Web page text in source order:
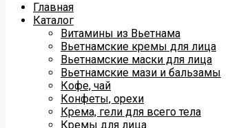
Главная
Каталог
Витамины из Вьетнама
Вьетнамские кремы для лица
Вьетнамские маски для лица
Вьетнамские мази и бальзамы
Кофе, чай
Конфеты, орехи
Крема, гели для всего тела
Кремы для лица